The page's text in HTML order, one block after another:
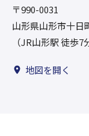
〒990-0031
山形県山形市十日
（JR山形駅 徒歩7
地図を開く